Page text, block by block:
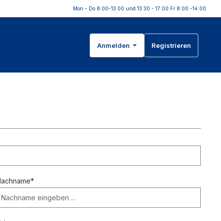
Mon - Do 8:00-13:00 und 13:30 - 17:00 Fr 8:00 -14:00
Anmelden Registrieren